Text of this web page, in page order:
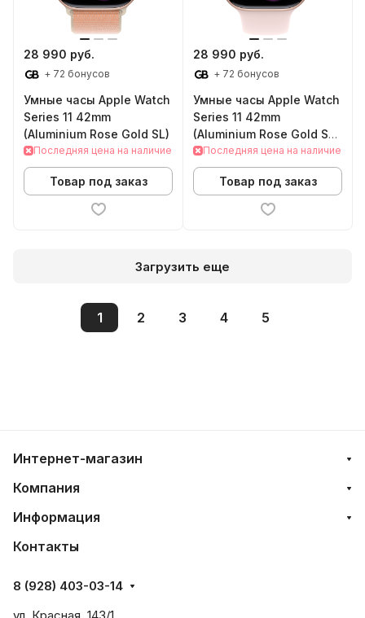
28 990 руб.
+ 72 бонусов
Умные часы Apple Watch
Series 11 42mm
(Aluminium Rose Gold SL)
Последняя цена на наличие
Товар под заказ
28 990 руб.
+ 72 бонусов
Умные часы Apple Watch
Series 11 42mm
(Aluminium Rose Gold SB
M/L)
Последняя цена на наличие
Товар под заказ
Загрузить еще
1 2 3 4 5
Интернет-магазин
Компания
Информация
Контакты
8 (928) 403-03-14